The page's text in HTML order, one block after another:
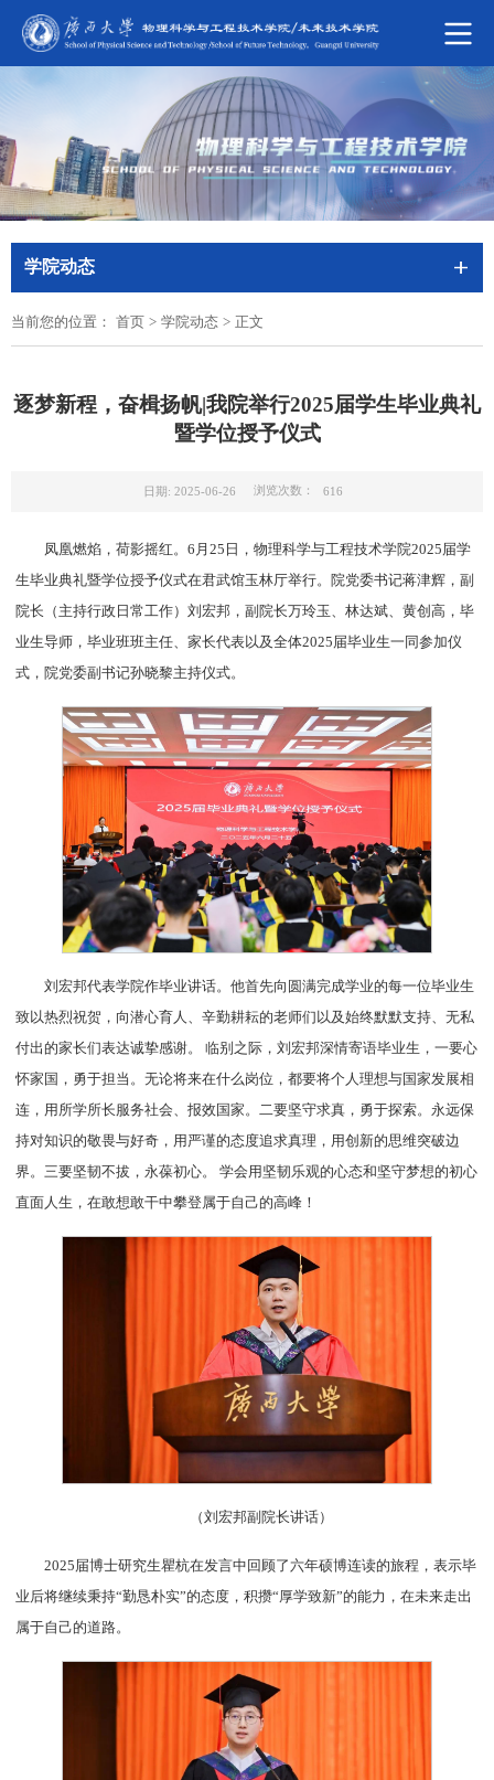
学院动态
当前您的位置： 首页 > 学院动态 > 正文
逐梦新程，奋楫扬帆|我院举行2025届学生毕业典礼
暨学位授予仪式
日期: 2025-06-26 浏览次数： 616
凤凰燃焰，荷影摇红。6月25日，物理科学与工程技术学院2025届学
生毕业典礼暨学位授予仪式在君武馆玉林厅举行。院党委书记蒋津辉，副
院长（主持行政日常工作）刘宏邦，副院长万玲玉、林达斌、黄创高，毕
业生导师，毕业班班主任、家长代表以及全体2025届毕业生一同参加仪
式，院党委副书记孙晓黎主持仪式。
刘宏邦代表学院作毕业讲话。他首先向圆满完成学业的每一位毕业生
致以热烈祝贺，向潜心育人、辛勤耕耘的老师们以及始终默默支持、无私
付出的家长们表达诚挚感谢。 临别之际，刘宏邦深情寄语毕业生，一要心
怀家国，勇于担当。无论将来在什么岗位，都要将个人理想与国家发展相
连，用所学所长服务社会、报效国家。二要坚守求真，勇于探索。永远保
持对知识的敬畏与好奇，用严谨的态度追求真理，用创新的思维突破边
界。三要坚韧不拔，永葆初心。 学会用坚韧乐观的心态和坚守梦想的初心
直面人生，在敢想敢干中攀登属于自己的高峰！
（刘宏邦副院长讲话）
2025届博士研究生瞿杭在发言中回顾了六年硕博连读的旅程，表示毕
业后将继续秉持“勤恳朴实”的态度，积攒“厚学致新”的能力，在未来走出
属于自己的道路。